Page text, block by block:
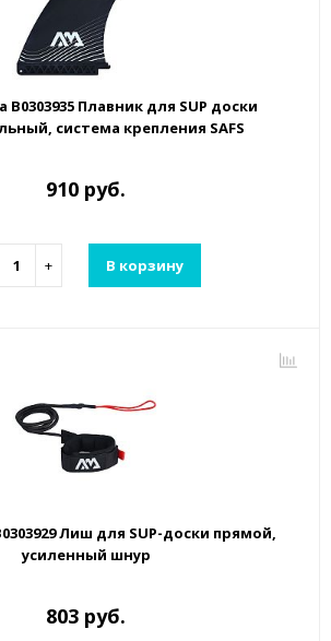
B0303935 Плавник для SUP доски
система крепления SAFS
910 руб.
+ В корзину
Лиш для SUP-доски прямой,
усиленный шнур
803 руб.